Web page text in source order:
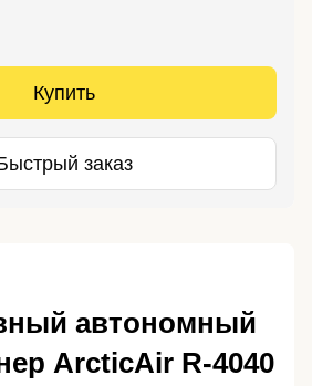
Купить
заказ
автономный
ArcticAir R-4040